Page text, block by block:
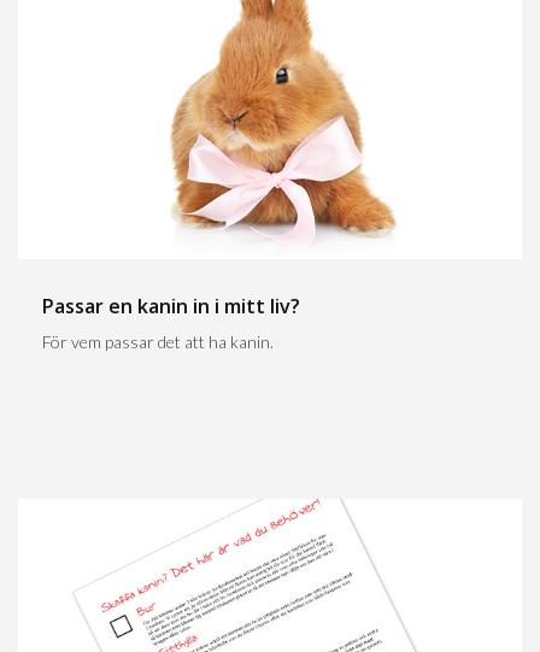
Passar en kanin in i mitt liv?
För vem passar det att ha kanin.